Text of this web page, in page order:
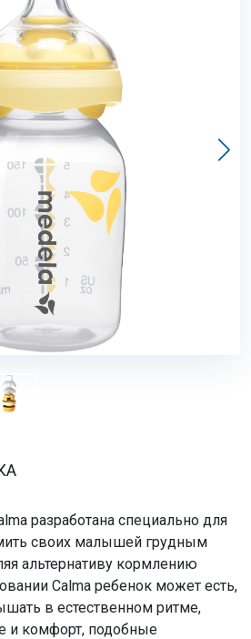
разработана специально для
своих малышей грудным
альтернативу кормлению
Calma ребенок может есть,
в естественном ритме,
и комфорт, подобные